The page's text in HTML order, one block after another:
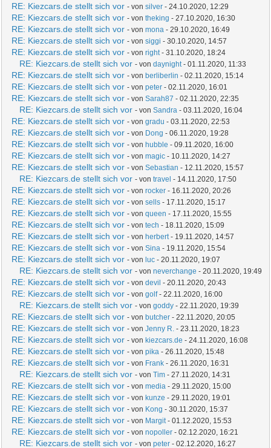
RE: Kiezcars.de stellt sich vor - vonsilver - 24.10.2020, 12:29
RE: Kiezcars.de stellt sich vor - vontheking - 27.10.2020, 16:30
RE: Kiezcars.de stellt sich vor - vonmona - 29.10.2020, 16:49
RE: Kiezcars.de stellt sich vor - vonsiggi - 30.10.2020, 14:57
RE: Kiezcars.de stellt sich vor - vonright- 31.10.2020, 18:24
RE: Kiezcars.de stellt sich vor - vondaynight- 01.11.2020, 11:33
RE: Kiezcars.de stellt sich vor - von berliberlin - 02.11.2020, 15:14
RE: Kiezcars.de stellt sich vor - vonpeter - 02.11.2020, 16:01
RE: Kiezcars.de stellt sich vor - vonSarah87 - 02.11.2020, 22:35
RE: Kiezcars.de stellt sich vor - vonSandra - 03.11.2020, 16:04
RE: Kiezcars.de stellt sich vor - vongradu - 03.11.2020, 22:53
RE: Kiezcars.de stellt sich vor - von Dong - 06.11.2020, 19:28
RE: Kiezcars.de stellt sich vor - von hubble - 09.11.2020, 16:00
RE: Kiezcars.de stellt sich vor - vonmagic - 10.11.2020, 14:27
RE: Kiezcars.de stellt sich vor - vonSebastian - 12.11.2020, 15:57
RE: Kiezcars.de stellt sich vor - vontravel - 14.11.2020, 17:50
RE: Kiezcars.de stellt sich vor - vonrocker - 16.11.2020, 20:26
RE: Kiezcars.de stellt sich vor - vonsells - 17.11.2020, 15:17
RE: Kiezcars.de stellt sich vor - vonqueen - 17.11.2020, 15:55
RE: Kiezcars.de stellt sich vor - vontech - 18.11.2020, 15:09
RE: Kiezcars.de stellt sich vor - von herbert- 19.11.2020, 14:57
RE: Kiezcars.de stellt sich vor - vonSina - 19.11.2020, 15:54
RE: Kiezcars.de stellt sich vor - von luc - 20.11.2020, 19:07
RE: Kiezcars.de stellt sich vor - vonneverchange - 20.11.2020, 19:49
RE: Kiezcars.de stellt sich vor - vondevil - 20.11.2020, 20:43
RE: Kiezcars.de stellt sich vor - vongolf- 22.11.2020, 16:00
RE: Kiezcars.de stellt sich vor - vongoddy - 22.11.2020, 19:39
RE: Kiezcars.de stellt sich vor - von butcher - 22.11.2020, 20:05
RE: Kiezcars.de stellt sich vor - vonJenny R. - 23.11.2020, 18:23
RE: Kiezcars.de stellt sich vor - von kiezcars.de - 24.11.2020, 16:08
RE: Kiezcars.de stellt sich vor - vonpika - 26.11.2020, 15:48
RE: Kiezcars.de stellt sich vor - von Frank - 26.11.2020, 16:31
RE: Kiezcars.de stellt sich vor - vonTim - 27.11.2020, 14:31
RE: Kiezcars.de stellt sich vor - vonmedia - 29.11.2020, 15:00
RE: Kiezcars.de stellt sich vor - von kunze - 29.11.2020, 19:01
RE: Kiezcars.de stellt sich vor - von Kong - 30.11.2020, 15:37
RE: Kiezcars.de stellt sich vor - von Margit- 01.12.2020, 15:53
RE: Kiezcars.de stellt sich vor - vonnopoller - 02.12.2020, 16:21
RE: Kiezcars.de stellt sich vor - vonpeter - 02.12.2020, 16:27